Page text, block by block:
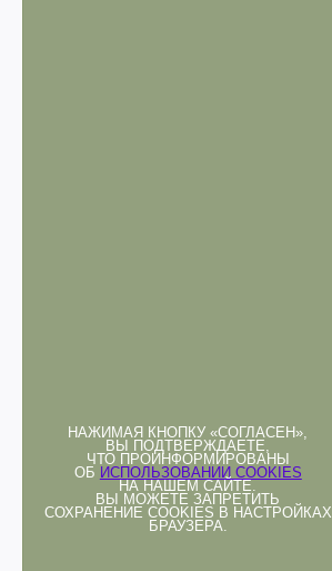
НАЖИМАЯ КНОПКУ «СОГЛАСЕН»,
ВЫ ПОДТВЕРЖДАЕТЕ,
ЧТО ПРОИНФОРМИРОВАНЫ
ОБ ИСПОЛЬЗОВАНИИ COOKIES
НА НАШЕМ САЙТЕ.
ВЫ МОЖЕТЕ ЗАПРЕТИТЬ
СОХРАНЕНИЕ COOKIES В НАСТРОЙКАХ
БРАУЗЕРА.